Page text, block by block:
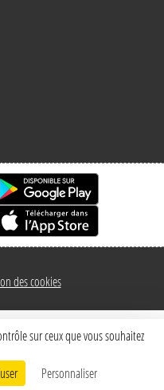
des cookies
Connexion
sur ceux que vous souhaitez
Personnaliser